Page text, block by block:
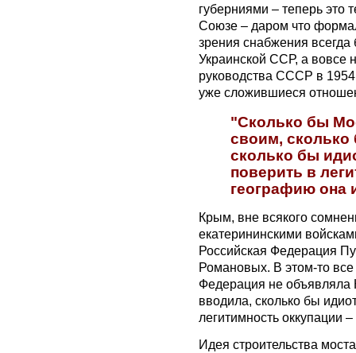
губерниями – теперь это
Союзе – даром что
зрения снабжения
Украинской ССР, а вовсе
руководства СССР в
уже сложившиеся
"Сколько бы
своим, сколько
сколько бы
поверить в
географию она
Крым, вне всякого
екатерининскими
Российская Федерация
Романовых. В этом-то
Федерация не объявляла
вводила, сколько бы
легитимность оккупации
Идея строительства